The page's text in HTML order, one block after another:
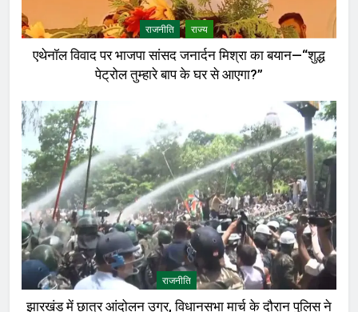
राजनीति राज्य
एथेनॉल विवाद पर भाजपा सांसद जनार्दन मिश्रा का बयान—“शुद्ध
पेट्रोल तुम्हारे बाप के घर से आएगा?”
राजनीति
झारखंड में छात्र आंदोलन उग्र, विधानसभा मार्च के दौरान पुलिस ने